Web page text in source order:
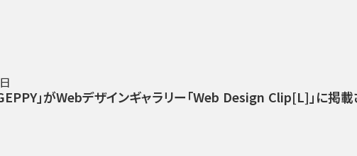
」がWebデザインギャラリー「Web Design Clip[L]」に掲